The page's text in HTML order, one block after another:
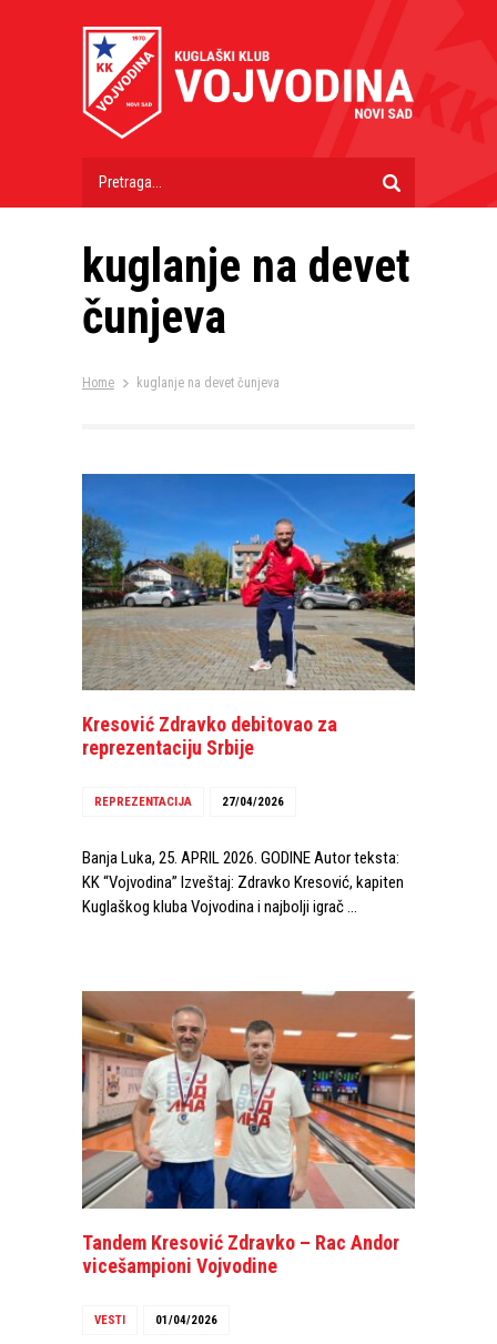
kuglanje na devet
čunjeva
Home kuglanje na devet čunjeva
Kresović Zdravko debitovao za
reprezentaciju Srbije
REPREZENTACIJA 27/04/2026
Banja Luka, 25. APRIL 2026. GODINE Autor teksta:
KK “Vojvodina” Izveštaj: Zdravko Kresović, kapiten
Kuglaškog kluba Vojvodina i najbolji igrač …
Tandem Kresović Zdravko – Rac Andor
vicešampioni Vojvodine
VESTI 01/04/2026